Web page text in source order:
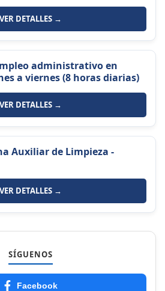
VER DETALLES →
administrativo en
a viernes (8 horas diarias)
VER DETALLES →
Auxiliar de Limpieza -
VER DETALLES →
SÍGUENOS
Facebook